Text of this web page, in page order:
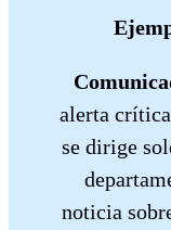
alerta
se dirige
noticia